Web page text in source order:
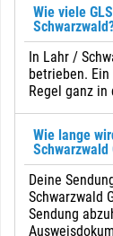
Wie viele
In Lahr /
betrieben.
Regel ganz in
Wie lange
Deine
Schwarzwald
Sendung